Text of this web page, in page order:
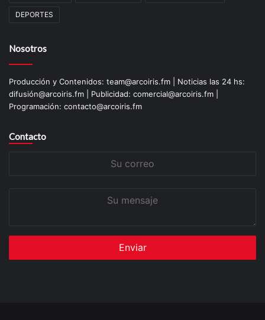
DEPORTES
Nosotros
Producción y Contenidos: team@arcoiris.fm | Noticias las 24 hs:
difusión@arcoiris.fm | Publicidad: comercial@arcoiris.fm |
Programación: contacto@arcoiris.fm
Contacto